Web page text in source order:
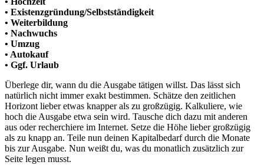
• Existenzgründung/Selbstständigkeit
• Weiterbildung
• Nachwuchs
• Umzug
• Autokauf
• Ggf. Urlaub
Überlege dir, wann du die Ausgabe tätigen willst. Das lässt sich
natürlich nicht immer exakt bestimmen. Schätze den zeitlichen
Horizont lieber etwas knapper als zu großzügig. Kalkuliere, wie
hoch die Ausgabe etwa sein wird. Tausche dich dazu mit anderen
aus oder recherchiere im Internet. Setze die Höhe lieber großzügig
als zu knapp an. Teile nun deinen Kapitalbedarf durch die Monate
bis zur Ausgabe. Nun weißt du, was du monatlich zusätzlich zur
Seite legen musst.